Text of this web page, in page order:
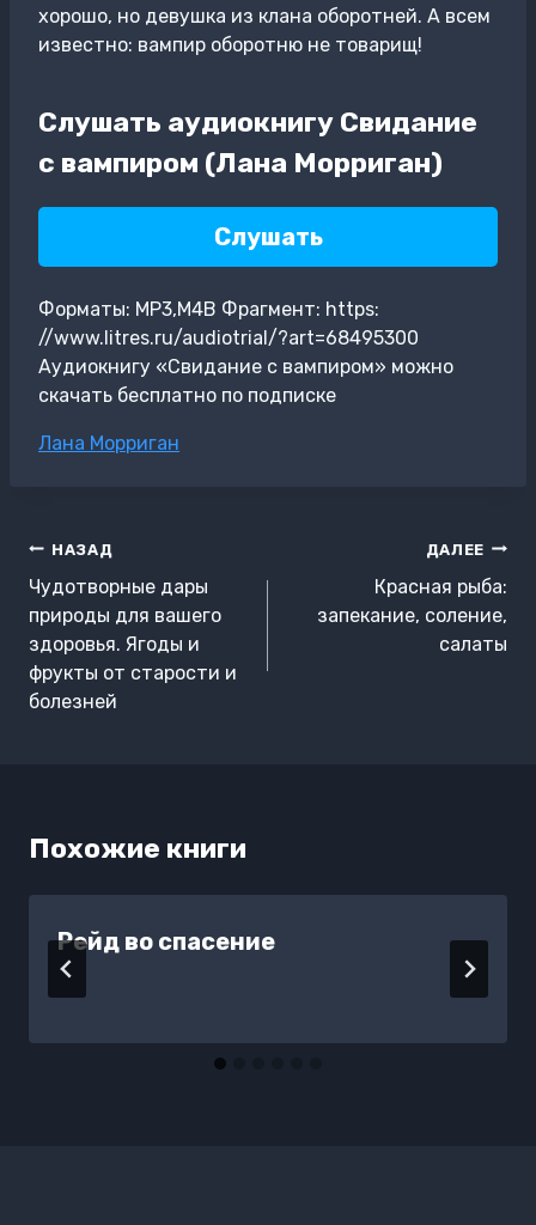
хорошо, но девушка из клана оборотней. А всем
известно: вампир оборотню не товарищ!
Слушать аудиокнигу Свидание
с вампиром (Лана Морриган)
Слушать
Форматы: MP3,M4B Фрагмент: https:
//www.litres.ru/audiotrial/?art=68495300
Аудиокнигу «Свидание с вампиром» можно
скачать бесплатно по подписке
Метки
Лана Морриган
Навигация
по
записям
НАЗАД
Чудотворные дары
природы для вашего
здоровья. Ягоды и
фрукты от старости и
болезней
ДАЛЕЕ
Красная рыба:
запекание, соление,
салаты
Похожие книги
Рейд во спасение